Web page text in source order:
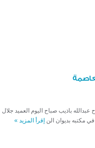
باذيب صباح اليوم العميد جلال
مكتبه بديوان الن إقرأ المزيد »